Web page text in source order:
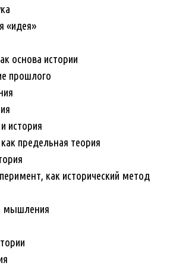
«идея»
основа истории
прошлого
история
предельная теория
как исторический метод
мышления